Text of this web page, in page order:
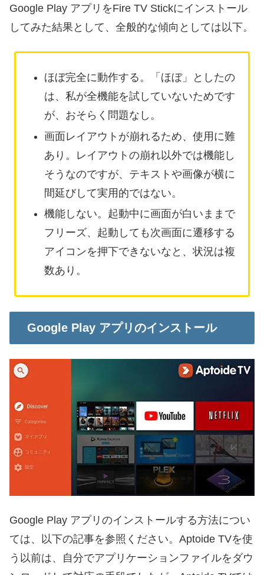
Google Play アプリをFire TV Stickにインストール
してみた結果として、全般的な傾向としては以下。
ほぼ完全に動作する。「ほぼ」としたの
は、私が全機能を試していないためです
が、おそらく問題なし。
画面レイアウトが崩れるため、使用に難
あり。レイアウトの崩れ以外では機能し
そうなのですが、テキストや画像が横に
間延びして実用的ではない。
機能しない。起動中に画面が白いままで
フリーズ、起動しても次画面に遷移する
アイコンを押下できないなと、状況は複
数あり。
Google Play アプリのインストール
Google Play アプリのインストールする方法につい
ては、以下の記事を参照ください。Aptoide TVを使
う以前は、自分でアプリケーションファイルをダウ